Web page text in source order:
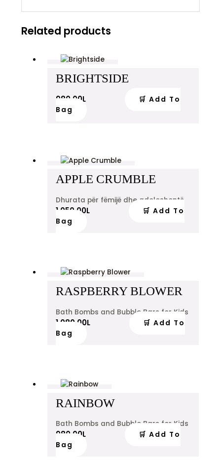
Related products
BRIGHTSIDE
980.00L
🛒 Add To
Bag
APPLE CRUMBLE
Dhurata për fëmijë dhe adoleshentë
1,050.00L
🛒 Add To
Bag
RASPBERRY BLOWER
Bath Bombs and Bubble Bars for Kids
1,080.00L
🛒 Add To
Bag
RAINBOW
Bath Bombs and Bubble Bars for Kids
980.00L
🛒 Add To
Bag